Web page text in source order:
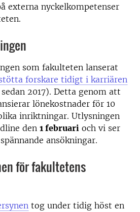
externa nyckelkompetenser
som fakulteten lanserat
forskare tidigt i karriären
2017). Detta genom att
lönekostnader för 10
inriktningar. Utlysningen
den 1 februari och vi ser
ansökningar.
för fakultetens
tog under tidig höst en